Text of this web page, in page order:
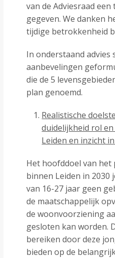
van de Adviesraad
gegeven. We danken
tijdige betrokkenheid
In onderstaand advies
aanbevelingen
die de 5
plan genoemd.
Realistische
duidelijkheid rol
Leiden en inzicht
Het hoofddoel van het
binnen Leiden in 2030
van 16-27 jaar geen
de maatschappelijk
de woonvoorziening
gesloten kan worden.
bereiken door deze
bieden op de